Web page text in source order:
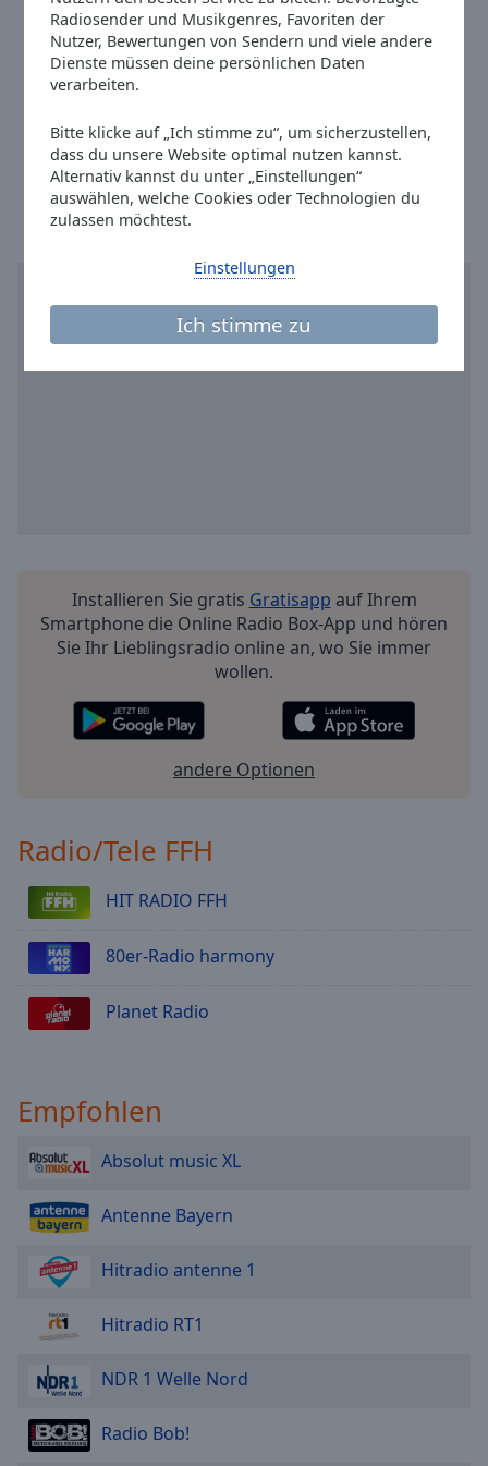
Radiosender und Musikgenres, Favoriten der
Nutzer, Bewertungen von Sendern und viele andere
Dienste müssen deine persönlichen Daten
verarbeiten.
Bitte klicke auf „Ich stimme zu“, um sicherzustellen,
dass du unsere Website optimal nutzen kannst.
Alternativ kannst du unter „Einstellungen“
auswählen, welche Cookies oder Technologien du
zulassen möchtest.
Ich stimme zu
Einstellungen
dialog
window.
WhatsApp:
+01729783000
Facebook:
@planetradio
Twitter:
@planetradiode
Instagram: @planetradio
Youtube:
@planetmoremusicradio
Ortszeit in Bad Vilbel:05:29,08.08.2026
Installieren Sie gratis Gratisapp auf Ihrem
Smartphone die Online Radio Box-App und hören
Sie Ihr Lieblingsradio online an, wo Sie immer
wollen.
andere Optionen
Radio/Tele FFH
HIT RADIO FFH
80er-Radio harmony
Planet Radio
Empfohlen
Absolut music XL
Antenne Bayern
Hitradio antenne 1
Hitradio RT1
NDR 1 Welle Nord
Radio Bob!